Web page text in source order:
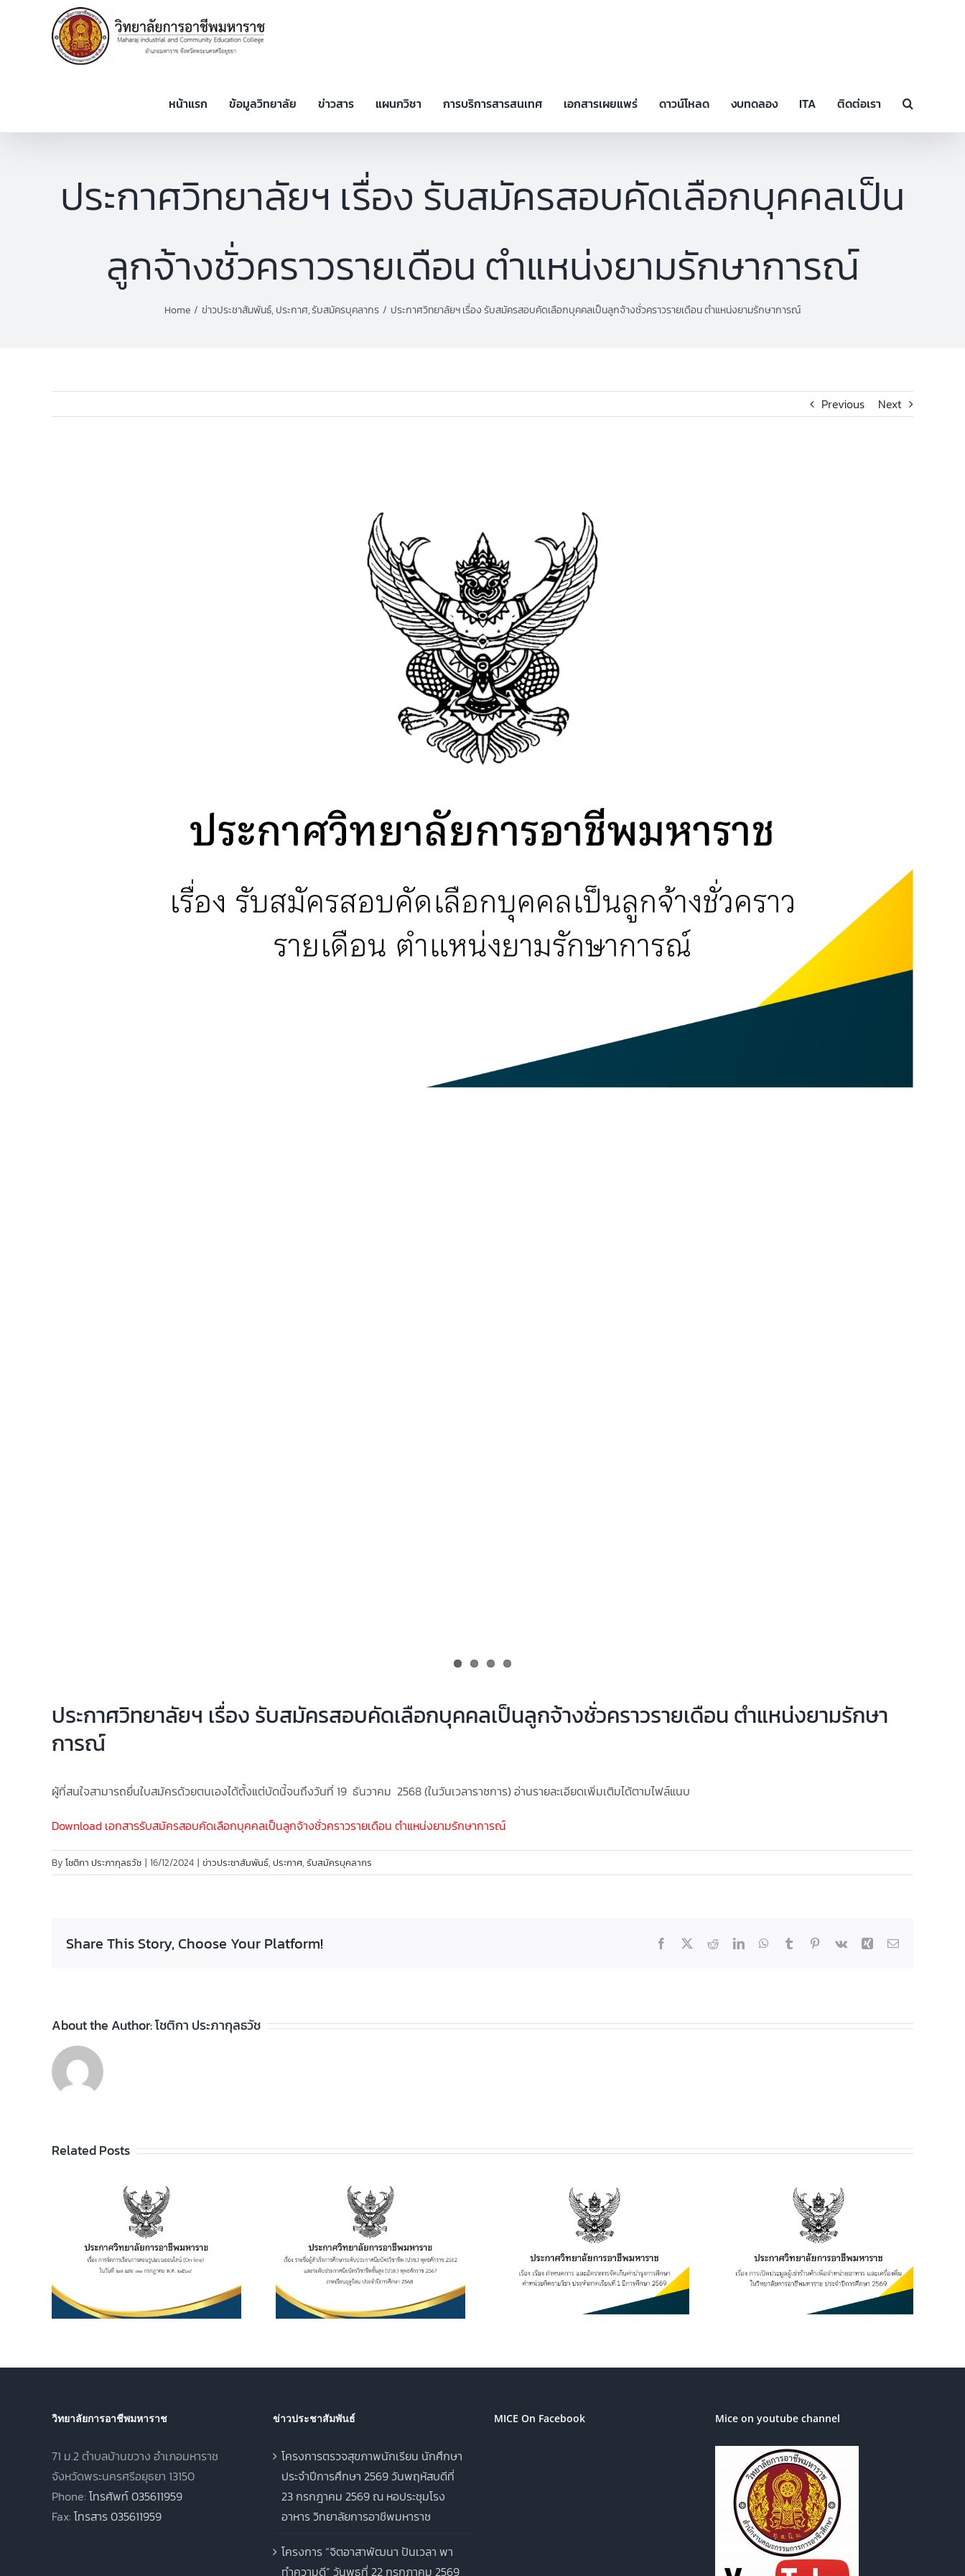
หน้าแรก ข้อมูลวิทยาลัย ข่าวสาร แผนกวิชา การบริการสารสนเทศ เอกสารเผยแพร่ ดาวน์โหลด งบทดลอง ITA ติดต่อเรา
ประกาศวิทยาลัยฯ เรื่อง รับสมัครสอบคัดเลือกบุคคลเป็น
ลูกจ้างชั่วคราวรายเดือน ตำแหน่งยามรักษาการณ์
Home ข่าวประชาสัมพันธ์ ประกาศ รับสมัครบุคลากร ประกาศวิทยาลัยฯ เรื่อง รับสมัครสอบคัดเลือกบุคคลเป็นลูกจ้างชั่วคราวรายเดือน ตำแหน่งยามรักษาการณ์
Previous Next
ประกาศวิทยาลัยฯ เรื่อง รับสมัครสอบคัดเลือกบุคคลเป็นลูกจ้างชั่วคราวรายเดือน ตำแหน่งยามรักษา
การณ์
ผู้ที่สนใจสามารถยื่นใบสมัครด้วยตนเองได้ตั้งแต่บัดนี้จนถึงวันที่ 19 ธันวาคม 2568 (ในวันเวลาราชการ) อ่านรายละเอียดเพิ่มเติมได้ตามไฟล์แนบ
Download เอกสารรับสมัครสอบคัดเลือกบุคคลเป็นลูกจ้างชั่วคราวรายเดือน ตำแหน่งยามรักษาการณ์
By โชติกา ประภากุลธวัช | 16/12/2024 | ข่าวประชาสัมพันธ์, ประกาศ, รับสมัครบุคลากร
Share This Story, Choose Your Platform! Facebook RedditLinkedInWhatsApp
Tumblr Pinterest
Vk Xing Email
About the Author:โชติกา ประภากุลธวัช
Related Posts
ประกาศวิทยาลัยฯ เรื่อง
รายชื่อผู้สำเร็จการศึกษา
ระดับประกาศนียบัตร
วิชาชีพ (ปวช.) พุทธศักราช
2562 และระดับ
ประกาศนียบัตรวิชาชีพชั้น
สูง (ปวส.) พุทธศักราช
2567 ภาคเรียนฤดูร้อน
ประกาศวิทยาลัยฯ เรื่อง
เรื่อง กำหนดการ และอัตรา
การจัดเก็บค่าบำรุงการ
ศึกษา ค่าหน่วยกิตรายวิชา
ประจำภาคเรียนที่ 1 ปีการ
ศึกษา 2569
ประกาศวิทยาลัยฯ เรื่อง
การเปิดประมูลผู้เช่าร้านค้า
เพื่อจำหน่ายอาหาร และ
เครื่องดื่ม ในวิทยาลัยการ
อาชีพมหาราช ประจำปีการ
ศึกษา 2569
วิทยาลัยการอาชีพมหาราช
71 ม.2 ตำบลบ้านขวาง อำเภอมหาราช
จังหวัดพระนครศรีอยุธยา 13150
Phone: โทรศัพท์ 035611959
Fax: โทรสาร 035611959
ข่าวประชาสัมพันธ์
โครงการตรวจสุขภาพนักเรียน นักศึกษา
ประจำปีการศึกษา 2569 วันพฤหัสบดีที่
23 กรกฎาคม 2569 ณ หอประชุมโรง
อาหาร วิทยาลัยการอาชีพมหาราช
โครงการ “จิตอาสาพัฒนา ปันเวลา พา
ทำความดี” วันพุธที่ 22 กรกฎาคม 2569
MICE On Facebook Mice on youtube channel